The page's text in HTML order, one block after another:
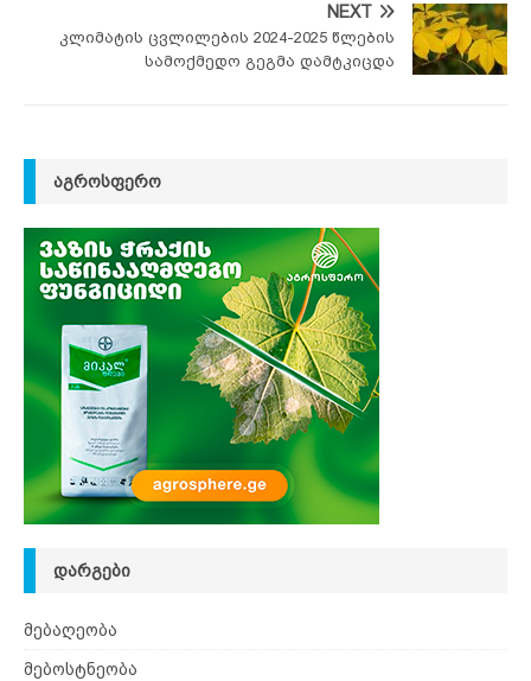
NEXT
კლიმატის ცვლილების 2024-2025 წლების
სამოქმედო გეგმა დამტკიცდა
ᲐᲒᲠᲝᲡᲤᲔᲠᲝ
ᲓᲐᲠᲒᲔᲑᲘ
მებაღეობა
მებოსტნეობა